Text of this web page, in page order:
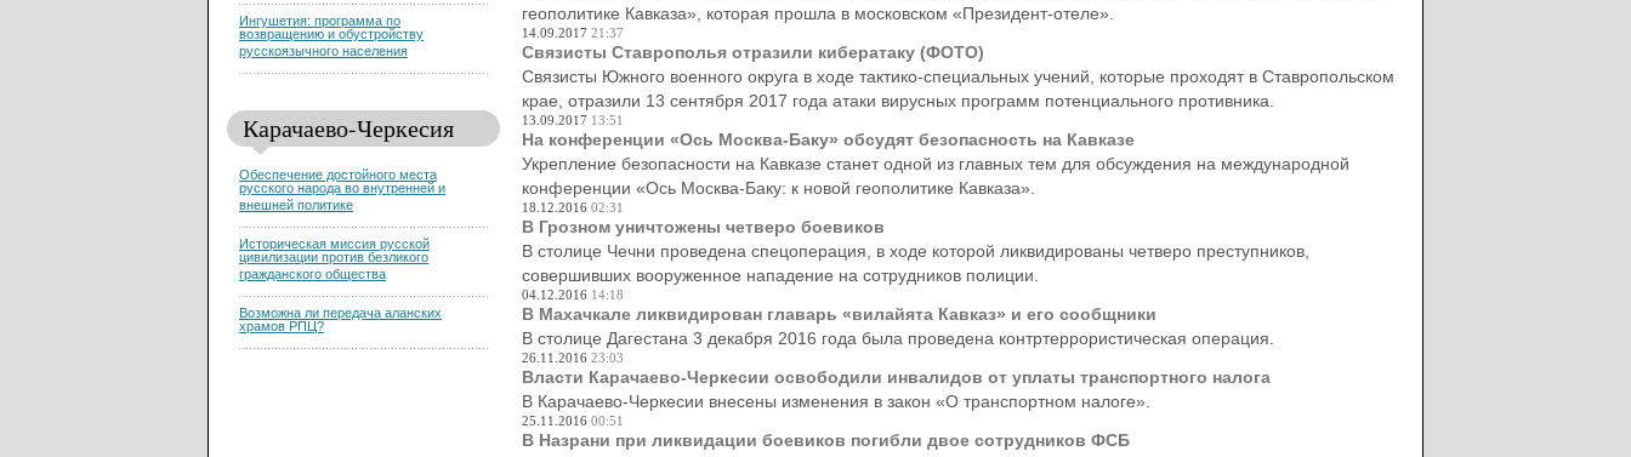
Ингушетия: программа по
возвращению и обустройству
русскоязычного населения
Карачаево-Черкесия
Обеспечение достойного места
русского народа во внутренней и
внешней политике
Историческая миссия русской
цивилизации против безликого
гражданского общества
Возможна ли передача аланских
храмов РПЦ?
геополитике Кавказа», которая прошла в московском «Президент-отеле».
14.09.2017 21:37
Связисты Ставрополья отразили кибератаку (ФОТО)
Связисты Южного военного округа в ходе тактико-специальных учений, которые проходят в Ставропольском
крае, отразили 13 сентября 2017 года атаки вирусных программ потенциального противника.
13.09.2017 13:51
На конференции «Ось Москва-Баку» обсудят безопасность на Кавказе
Укрепление безопасности на Кавказе станет одной из главных тем для обсуждения на международной
конференции «Ось Москва-Баку: к новой геополитике Кавказа».
18.12.2016 02:31
В Грозном уничтожены четверо боевиков
В столице Чечни проведена спецоперация, в ходе которой ликвидированы четверо преступников,
совершивших вооруженное нападение на сотрудников полиции.
04.12.2016 14:18
В Махачкале ликвидирован главарь «вилайята Кавказ» и его сообщники
В столице Дагестана 3 декабря 2016 года была проведена контртеррористическая операция.
26.11.2016 23:03
Власти Карачаево-Черкесии освободили инвалидов от уплаты транспортного налога
В Карачаево-Черкесии внесены изменения в закон «О транспортном налоге».
25.11.2016 00:51
В Назрани при ликвидации боевиков погибли двое сотрудников ФСБ